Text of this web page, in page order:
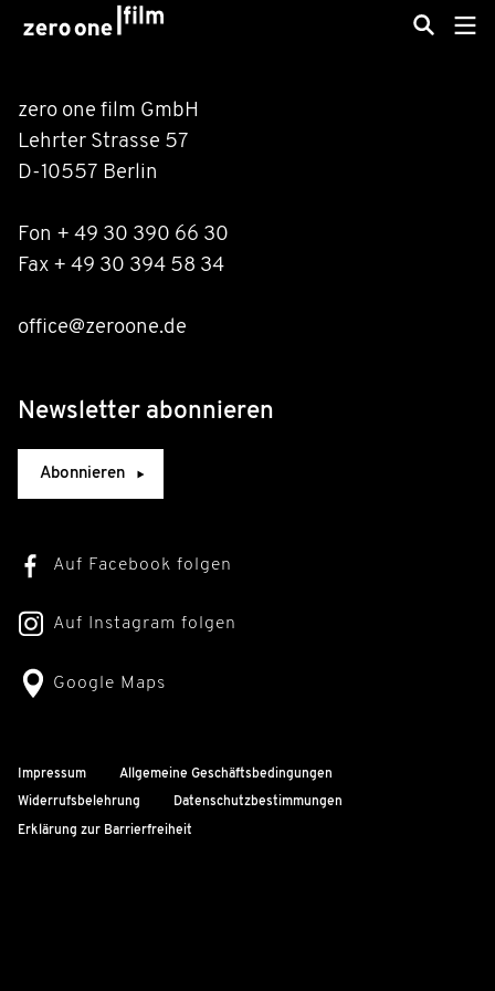
zero one film GmbH
Lehrter Strasse 57
D-10557 Berlin
Fon + 49 30 390 66 30
Fax + 49 30 394 58 34
office@zeroone.de
Newsletter abonnieren
Abonnieren
Auf Facebook folgen
Auf Instagram folgen
Google Maps
Impressum Allgemeine Geschäftsbedingungen
Widerrufsbelehrung Datenschutzbestimmungen
Erklärung zur Barrierfreiheit